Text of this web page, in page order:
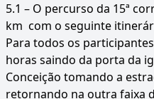
5.1 – O percurso da 15ª
km com o seguinte
Para todos os
horas saindo da porta da
Conceição tomando a
retornando na outra faixa